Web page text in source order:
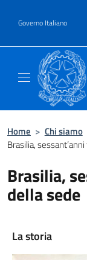
Governo Italiano
Home > Chi siamo
Brasilia,
Brasilia,
della sede
La storia